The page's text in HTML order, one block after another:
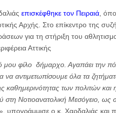
επισκέφθηκε τον Πειραιά,
Αρχής. Στο επίκεντρο της
για τη στήριξη του
Αττικής
μου φίλο δήμαρχο. Αγαπάει την
να αντιμετωπίσουμε όλα τα
των πολιτών και
στη Νοτιοανατολική Μεσόγειο, ως
υπογράμμισε ο κ. Χαρδαλιάς και